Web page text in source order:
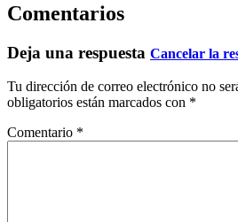
Comentarios
Deja una respuesta Cancelar la
Tu dirección de correo electrónico no
obligatorios están marcados con *
Comentario *